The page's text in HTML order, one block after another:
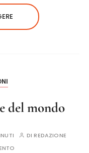
del mondo
DIREDAZIONE